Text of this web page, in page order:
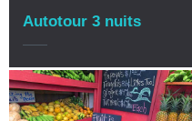
Autotour 3 nuits